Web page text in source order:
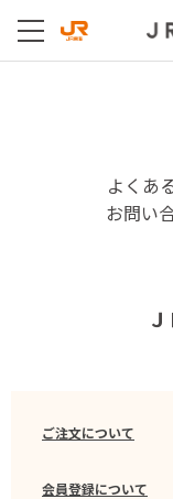
よくあ
お問い
ご注文について
会員登録について